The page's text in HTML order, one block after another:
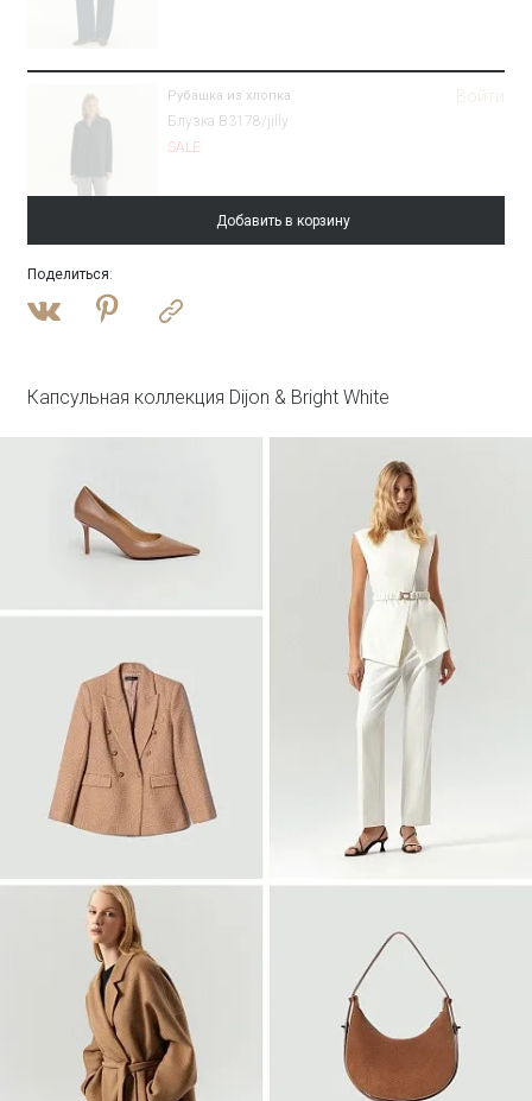
Рубашка из хлопка
Блузка B3178/jilly
SALE
Войти
Платье-футляр макси
ML838/lut
Добавить в корзину
Поделиться:
Капсульная коллекция Dijon & Bright White